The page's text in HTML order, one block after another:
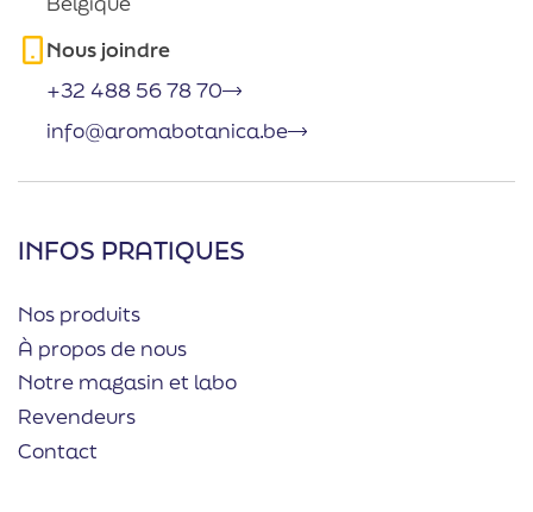
Nous joindre
+32 488 56 78 70
info@aromabotanica.be
INFOS PRATIQUES
Nos produits
À propos de nous
Notre magasin et labo
Revendeurs
Contact